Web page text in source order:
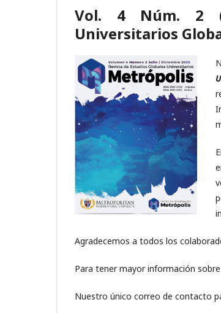
Vol. 4 Núm. 2
Universitarios
Agradecemos a todos los
Para tener mayor información
Nuestro único correo de contacto